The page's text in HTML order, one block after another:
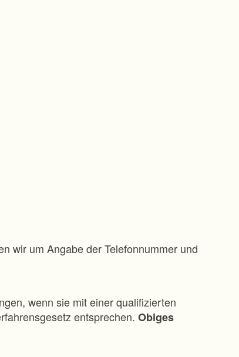
wir um Angabe der Telefonnummer und
wenn sie mit einer qualifizierten
entsprechen. Obiges